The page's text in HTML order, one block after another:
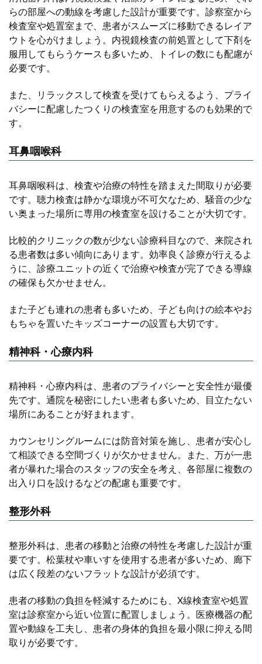
らの部屋への動線を考慮した設計が重要です。診察室から
検査室や処置室まで、患者がスムーズに移動できるレイア
ウトを心がけましょう。内視鏡検査の前処置として下剤を
服用してもらうケースも多いため、トイレの数にも配慮が
必要です。
また、リラックスして検査を受けてもらえるよう、プライ
バシーに配慮したつくりの検査室を用意するのも効果的で
す。
耳鼻咽喉科
耳鼻咽喉科は、検査や治療の特性を踏まえた間取りが必要
です。聴力検査は静かな環境が不可欠なため、騒音の少な
い奥まった場所に専用の検査室を設けることが大切です。
比較的クリニックの数が少ない診療科目なので、来院され
る患者数は多い傾向にあります。効率良く診療が行えるよ
うに、診療ユニットの近くで治療や検査が完了できる導線
の確保も欠かせません。
また子ども連れの患者も多いため、子ども向けの絵本やお
もちゃを置いたキッズコーナーの設置も大切です。
精神科・心療内科
精神科・心療内科は、患者のプライバシーと安全性が最優
先です。通院を秘密にしたい患者も多いため、目立たない
場所にあることが好まれます。
カウンセリングルームには防音対策を施し、患者が安心し
て相談できる空間づくりが欠かせません。また、万が一患
者が暴れた場合のスタッフの安全を考え、各部屋に複数の
出入り口を設けるなどの配慮も重要です。
整形外科
整形外科は、患者の移動と治療の特性を考慮した設計が重
要です。松葉杖や車いすを使用する患者が多いため、廊下
は広く段差のないフラットな設計が必須です。
患者の移動の負担を軽減するためにも、X線検査室や処置
室は診察室から近い位置に配置しましょう。医療機器の配
置や動線を工夫し、患者の身体的負担を最小限に抑える間
取りが必要です。